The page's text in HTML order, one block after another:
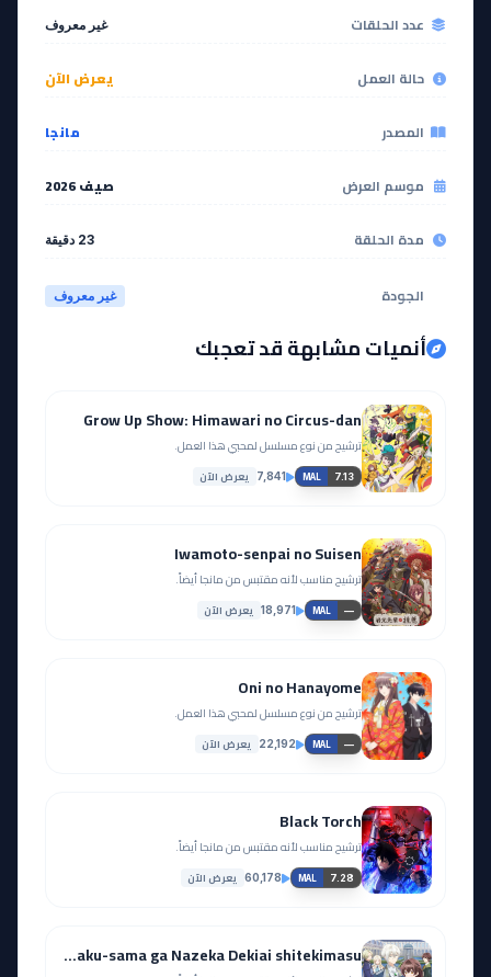
عدد الحلقات غير معروف
حالة العمل يعرض الآن
المصدر مانجا
موسم العرض صيف 2026
مدة الحلقة 23 دقيقة
الجودة غير معروف
أنميات مشابهة قد تعجبك
Grow Up Show: Himawari no Circus-dan
ترشيح من نوع مسلسل لمحبي هذا العمل.
MAL 7.13
7,841 يعرض الآن
Iwamoto-senpai no Suisen
ترشيح مناسب لأنه مقتبس من مانجا أيضاً.
MAL —
18,971 يعرض الآن
Oni no Hanayome
ترشيح من نوع مسلسل لمحبي هذا العمل.
MAL —
22,192 يعرض الآن
Black Torch
ترشيح مناسب لأنه مقتبس من مانجا أيضاً.
MAL 7.28
60,178 يعرض الآن
Kimi wo Aisuru Ki wa Nai to Itta Jiki Koushaku-sama ga Nazeka Dekiai shitekimasu